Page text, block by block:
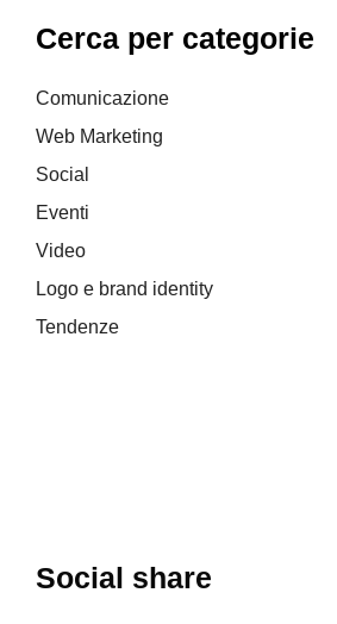
Cerca per categorie
Comunicazione
Web Marketing
Social
Eventi
Video
Logo e brand identity
Tendenze
Social share